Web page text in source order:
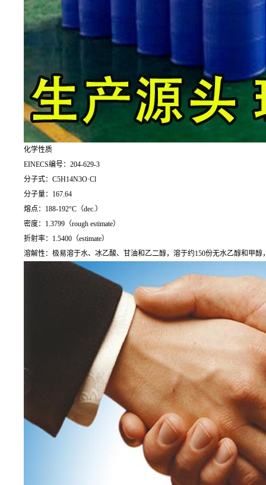
化学性质
EINECS编号：204-629-3
分子式：C5H14N3O·Cl
分子量：167.64
熔点：188-192°C（dec.）
密度：1.3799（rough estimate）
折射率：1.5400（estimate）
溶解性：极易溶于水、冰乙酸、甘油和乙二醇，溶于约150份无水乙醇和甲